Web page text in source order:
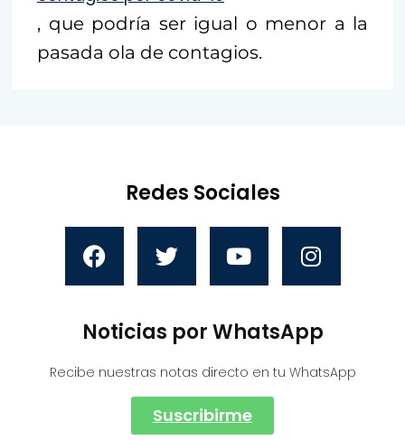
, que podría ser igual o menor a la
pasada ola de contagios.
Redes Sociales
Noticias por WhatsApp
Recibe nuestras notas directo en tu WhatsApp
Suscribirme